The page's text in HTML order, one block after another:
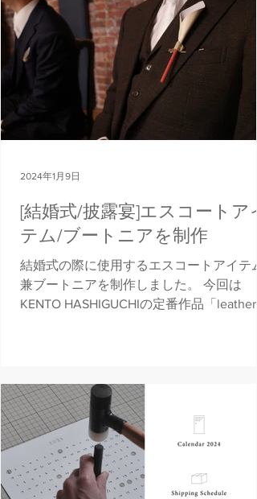
[結婚式/披露宴]エスコートア
テム/ブートニアを制作
結婚式の際に使用するエスコートアイテム
兼ブートニアを制作しました。 今回は
KENTO HASHIGUCHIの定番作品「leather
2024年1月9日